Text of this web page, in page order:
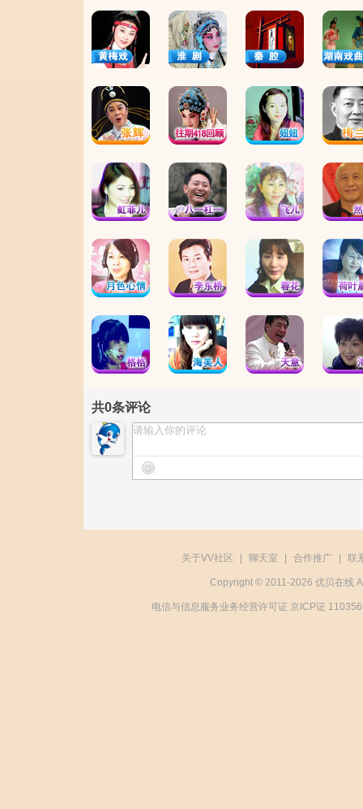
共0条评论
关于VV社区 聊天室 合作推广 联
Copyright © 2011-2026 优贝在线
电信与信息服务业务经营许可证 京ICP证